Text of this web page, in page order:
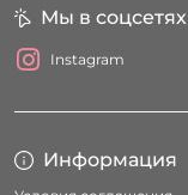
Информация
Мы в соцсетях
Instagram